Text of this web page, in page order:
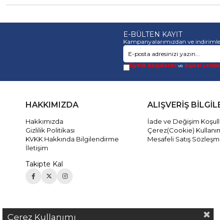
E-BÜLTEN KAYIT
Kampanyalarımızdan ve
Üyelik koşullarını ve kişisel
HAKKIMIZDA
Hakkımızda
Gizlilik Politikası
KVKK Hakkında Bilgilendirme
İletişim
Takipte Kal
ALIŞVERİŞ
İade ve Değişim
Çerez(Cookie)
Mesafeli Satış
Çerez Kullanımı